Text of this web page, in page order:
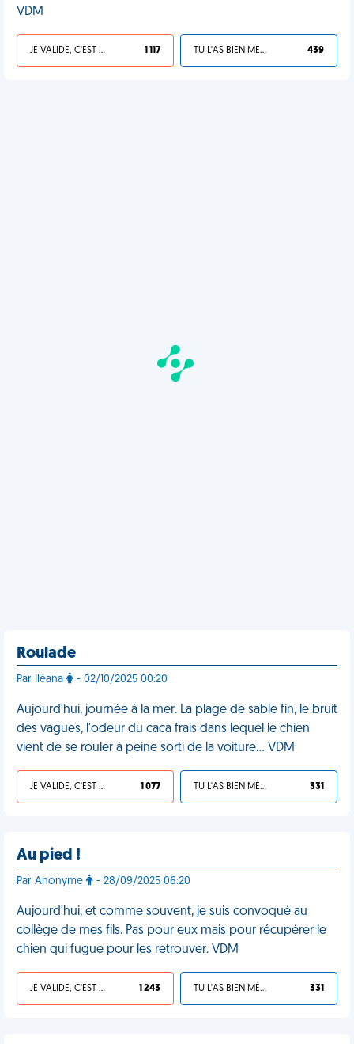
VDM
JE VALIDE, C'EST UNE VDM 1 117 TU L'AS BIEN MÉRITÉ 439
Roulade
Par Iléana - 02/10/2025 00:20
Aujourd'hui, journée à la mer. La plage de sable fin, le bruit
des vagues, l'odeur du caca frais dans lequel le chien
vient de se rouler à peine sorti de la voiture… VDM
JE VALIDE, C'EST UNE VDM 1 077 TU L'AS BIEN MÉRITÉ 331
Au pied !
Par Anonyme - 28/09/2025 06:20
Aujourd'hui, et comme souvent, je suis convoqué au
collège de mes fils. Pas pour eux mais pour récupérer le
chien qui fugue pour les retrouver. VDM
JE VALIDE, C'EST UNE VDM 1 243 TU L'AS BIEN MÉRITÉ 331